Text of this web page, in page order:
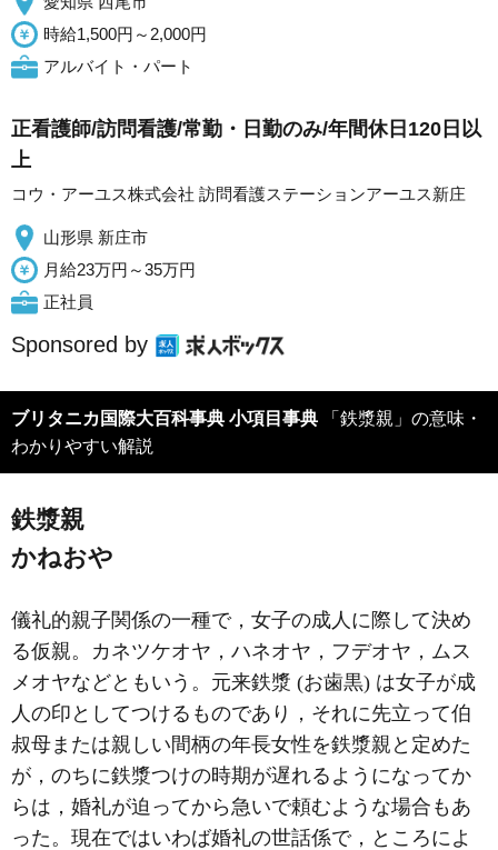
時給1,500円～2,000円
アルバイト・パート
正看護師/訪問看護/常勤・日勤のみ/年間休日120日以
上
コウ・アーユス株式会社 訪問看護ステーションアーユス新庄
山形県 新庄市
月給23万円～35万円
正社員
Sponsored by
ブリタニカ国際大百科事典 小項目事典
わかりやすい解説
鉄漿親
かねおや
儀礼的親子関係の一種で，女子の成人に際して決め
る仮親。カネツケオヤ，ハネオヤ，フデオヤ，ムス
メオヤなどともいう。元来鉄漿 (お歯黒) は女子が成
人の印としてつけるものであり，それに先立って伯
叔母または親しい間柄の年長女性を鉄漿親と定めた
が，のちに鉄漿つけの時期が遅れるようになってか
らは，婚礼が迫ってから急いで頼むような場合もあ
った。現在ではいわば婚礼の世話係で，ところによ